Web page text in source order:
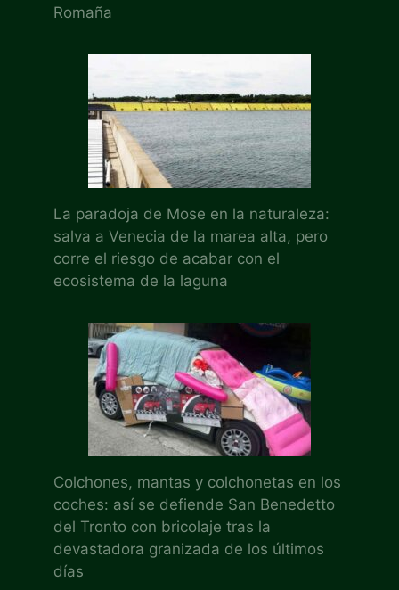
Romaña
La paradoja de Mose en la naturaleza:
salva a Venecia de la marea alta, pero
corre el riesgo de acabar con el
ecosistema de la laguna
Colchones, mantas y colchonetas en los
coches: así se defiende San Benedetto
del Tronto con bricolaje tras la
devastadora granizada de los últimos
días